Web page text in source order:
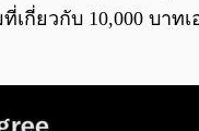
เกี่ยวกับ 10,000 บาทเ